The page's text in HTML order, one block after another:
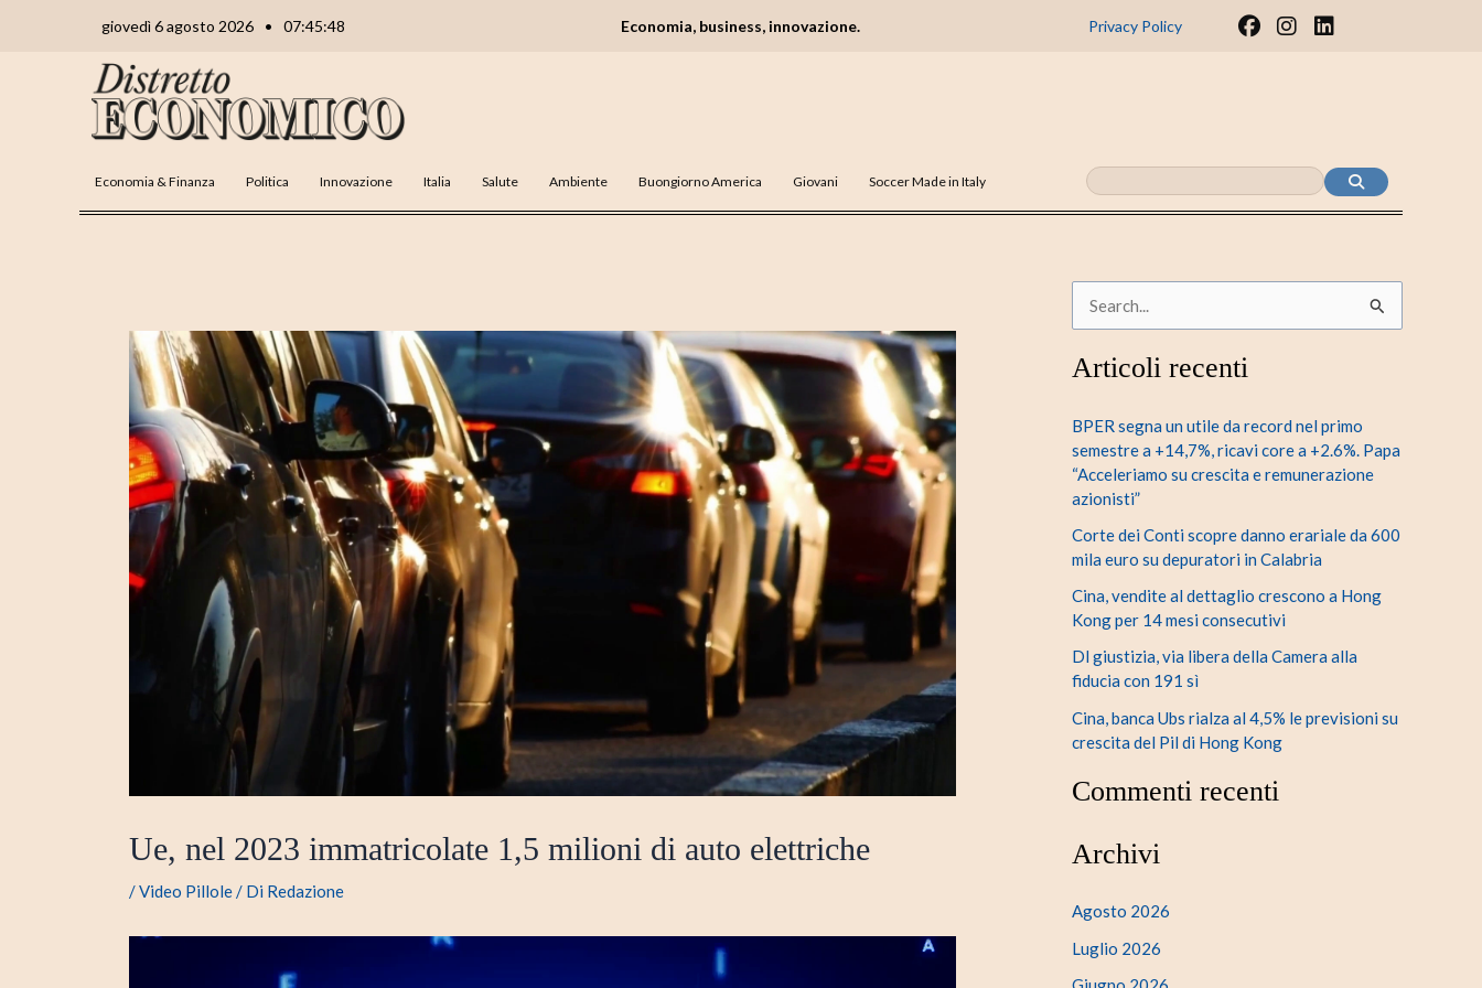
giovedì 6 agosto 2026 • 07:45:49 Economia, business, innovazione. Privacy Policy
F
I
m
L
n
Economia & Finanza Politica Innovazione Italia Salute Ambiente Buongiorno America Giovani Soccer Made in Italy
Ue, nel 2023 immatricolate 1,5 milioni di auto elettriche
/Video Pillole/ Di Redazione
r
a
:
Articoli recenti
BPER segna un utile da record nel primo
semestre a +14,7%, ricavi core a +2.6%. Papa
“Acceleriamo su crescita e remunerazione
azionisti”
Corte dei Conti scopre danno erariale da 600
mila euro su depuratori in Calabria
Cina, vendite al dettaglio crescono a Hong
Kong per 14 mesi consecutivi
Dl giustizia, via libera della Camera alla
fiducia con 191 sì
Cina, banca Ubs rialza al 4,5% le previsioni su
crescita del Pil di Hong Kong
Commenti recenti
Archivi
Agosto 2026
Luglio 2026